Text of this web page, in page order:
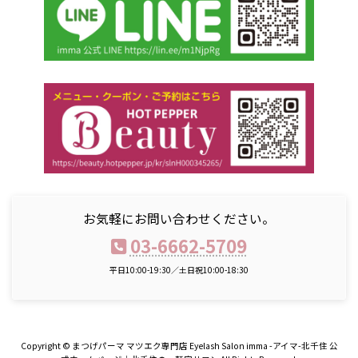
お気軽にお問い合わせください。
03-6662-5709
平日10:00-19:30／土日祝10:00-18:30
Copyright © まつげパーマ マツエク専門店 Eyelash Salon imma -アイマ-北千住 公